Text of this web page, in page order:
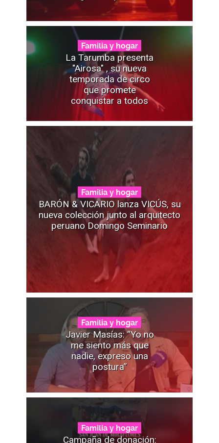
Familia y hogar
La Tarumba presenta
"Airosa" , su nueva
temporada de circo
que promete
conquistar a todos
Familia y hogar
BARÓN & VICARIO lanza VICÚS, su
nueva colección junto al arquitecto
peruano Domingo Seminario
Familia y hogar
Javier Masías: “Yo no
me siento más que
nadie, expreso una
postura”
Familia y hogar
Campaña de donación: